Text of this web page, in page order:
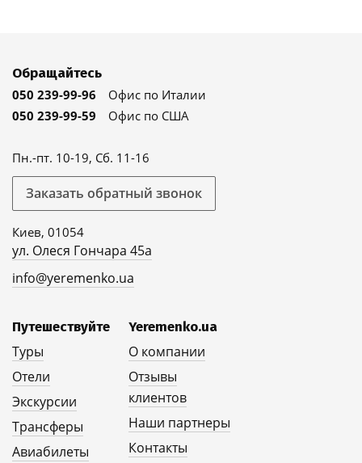
Обращайтесь
050 239-99-96
Офис по Италии
050 239-99-59
Офис по США
Пн.-пт. 10-19, Сб. 11-16
Заказать обратный звонок
Киев, 01054
ул. Олеся Гончара 45а
info@yeremenko.ua
Путешествуйте
Туры
Отели
Экскурсии
Трансферы
Авиабилеты
Yeremenko.ua
О компании
Отзывы
клиентов
Наши партнеры
Контакты